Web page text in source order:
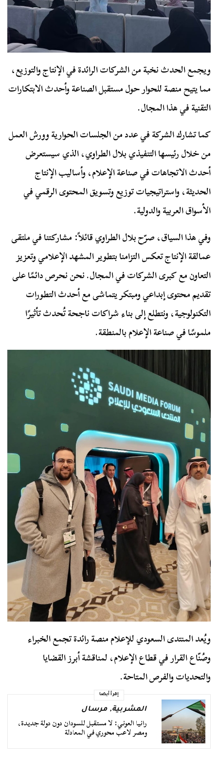
ويجمع الحدث نخبة من الشركات الرائدة في الإنتاج والتوزيع،
مما يتيح منصة للحوار حول مستقبل الصناعة وأحدث الابتكارات
التقنية في هذا المجال.
كما تشارك الشركة في عدد من الجلسات الحوارية وورش العمل
من خلال رئيسها التنفيذي بلال الطراوي، الذي سيستعرض
أحدث الاتجاهات في صناعة الإعلام، وأساليب الإنتاج
الحديثة، واستراتيجيات توزيع وتسويق المحتوى الرقمي في
الأسواق العربية والدولية.
وفي هذا السياق، صرّح بلال الطراوي قائلاً: مشاركتنا في ملتقى
عمالقة الإنتاج تعكس التزامنا بتطوير المشهد الإعلامي وتعزيز
التعاون مع كبرى الشركات في المجال. نحن نحرص دائمًا على
تقديم محتوى إبداعي ومبتكر يتماشى مع أحدث التطورات
التكنولوجية، ونتطلع إلى بناء شراكات ناجحة تُحدث تأثيرًا
ملموسًا في صناعة الإعلام بالمنطقة.
ويُعد المنتدى السعودي للإعلام منصة رائدة تجمع الخبراء
وصُنّاع القرار في قطاع الإعلام، لمناقشة أبرز القضايا
والتحديات والفرص المتاحة.
إقرأ أيضا
المشربية,مرسال
رانيا العوني: لا مستقبل للسودان دون دولة جديدة،
ومصر لاعب محوري في المعادلة